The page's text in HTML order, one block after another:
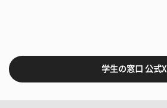
学生の窓口 公式X